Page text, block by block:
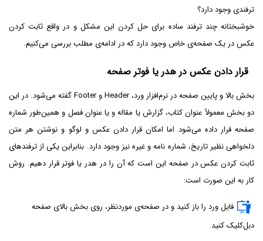
ترفندی وجود دارد؟
خوشبختانه چند ترفند ساده برای حل کردن این مشکل و در واقع ثابت کردن
عکس در یک صفحه‌ی خاص وجود دارد که در ادامه‌ی مطلب بررسی می‌کنیم.
قرار دادن عکس در هدر یا فوتر صفحه
بخش بالا و پایین صفحه در نرم‌افزار ورد، Header و Footer گفته می‌شود. در این
دو بخش معمولاً عنوان کتاب، گزارش یا مقاله و یا عنوان فصل و همین‌طور شماره
صفحه قرار داده می‌شود اما امکان قرار دادن عکس و لوگو و نوشتن هر متن
دلخواهی نظیر تاریخ، شماره نامه و غیره نیز وجود دارد. بنابراین یکی از ترفندهای
ثابت کردن عکس در صفحه این است که آن را در هدر یا فوتر قرار دهیم. روش
کار به این صورت است:
فایل ورد را باز کنید و در صفحه‌ی موردنظر، روی بخش بالای صفحه
دبل‌کلیک کنید.